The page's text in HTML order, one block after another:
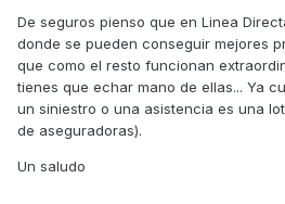
De seguros pienso que en Linea
donde se pueden conseguir mejores
que como el resto funcionan
tienes que echar mano de ellas... Ya
un siniestro o una asistencia es una
de aseguradoras).
Un saludo